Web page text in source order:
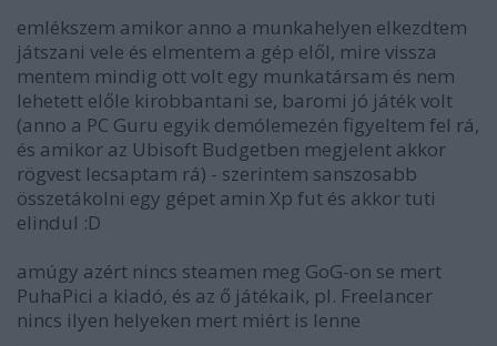
emlékszem amikor anno a munkahelyen elkezdtem
játszani vele és elmentem a gép elől, mire vissza
mentem mindig ott volt egy munkatársam és nem
lehetett előle kirobbantani se, baromi jó játék volt
(anno a PC Guru egyik demólemezén figyeltem fel rá,
és amikor az Ubisoft Budgetben megjelent akkor
rögvest lecsaptam rá) - szerintem sanszosabb
összetákolni egy gépet amin Xp fut és akkor tuti
elindul :D
amúgy azért nincs steamen meg GoG-on se mert
PuhaPici a kiadó, és az ő játékaik, pl. Freelancer
nincs ilyen helyeken mert miért is lenne